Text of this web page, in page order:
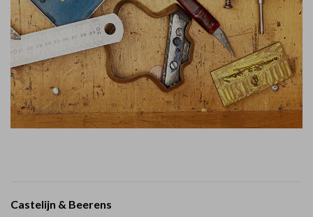
Castelijn & Beerens